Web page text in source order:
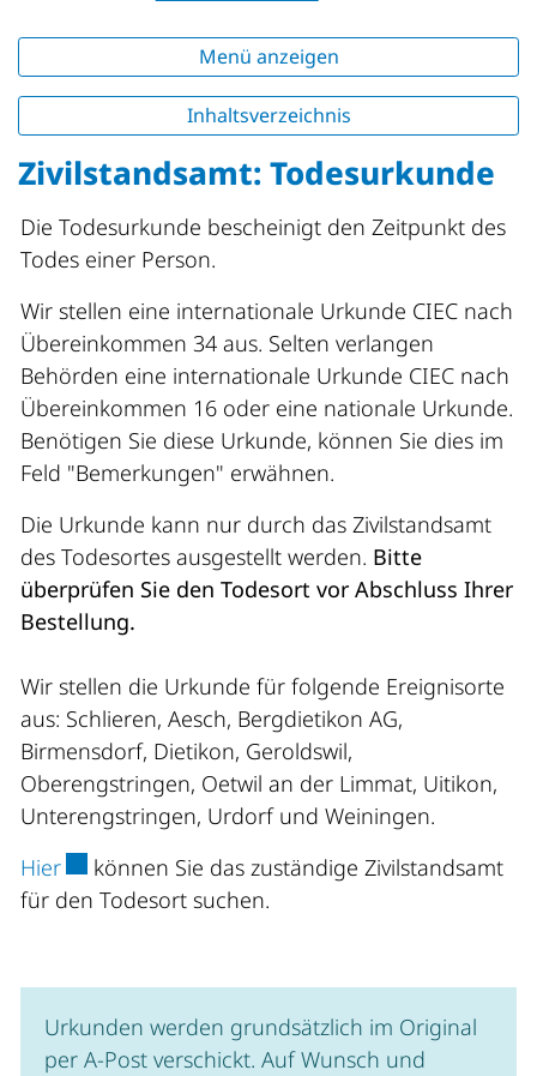
Menü anzeigen
Inhaltsverzeichnis
Zivilstandsamt: Todesurkunde
Die Todesurkunde bescheinigt den Zeitpunkt des
Todes einer Person.
Wir stellen eine internationale Urkunde CIEC nach
Übereinkommen 34 aus. Selten verlangen
Behörden eine internationale Urkunde CIEC nach
Übereinkommen 16 oder eine nationale Urkunde.
Benötigen Sie diese Urkunde, können Sie dies im
Feld "Bemerkungen" erwähnen.
Die Urkunde kann nur durch das Zivilstandsamt
des Todesortes ausgestellt werden. Bitte
überprüfen Sie den Todesort vor Abschluss Ihrer
Bestellung.
Wir stellen die Urkunde für folgende Ereignisorte
aus: Schlieren, Aesch, Bergdietikon AG,
Birmensdorf, Dietikon, Geroldswil,
Oberengstringen, Oetwil an der Limmat, Uitikon,
Unterengstringen, Urdorf und Weiningen.
HierExterner Link wird in einem neuen Fenster
können Sie das zuständige Zivilstandsamt
für den Todesort suchen.
Urkunden werden grundsätzlich im Original
per A-Post verschickt. Auf Wunsch und